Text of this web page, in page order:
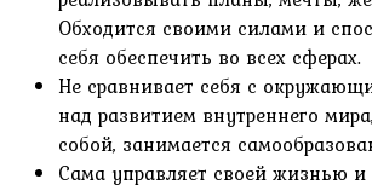
Обходится своими силами и
себя обеспечить во всех сферах.
Не сравнивает себя с
над развитием внутреннего
собой, занимается
Сама управляет своей жизнью и